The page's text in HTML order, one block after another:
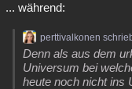
... während:
perttivalkonen
Denn als aus dem
Universum bei
heute noch nicht ins